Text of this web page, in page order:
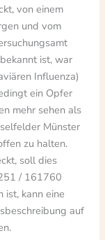
von einem
und vom
ist, war
Influenza)
ein Opfer
mehr sehen als
Münster
zu halten.
soll dies
/ 161760
ist, kann eine
auf